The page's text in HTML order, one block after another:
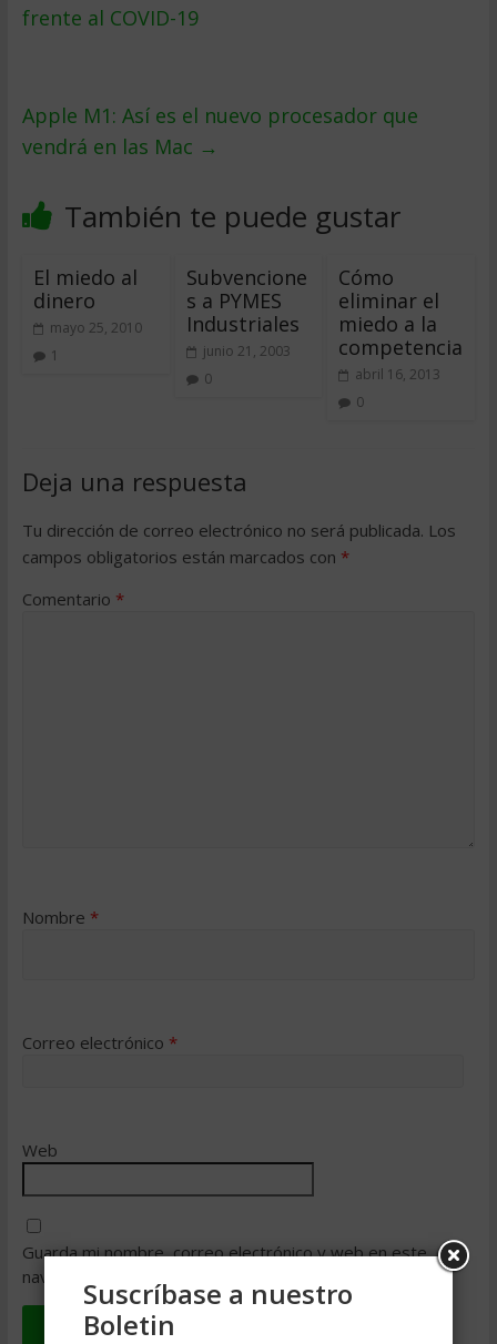
frente al COVID-19
Apple M1: Así es el nuevo procesador que
vendrá en las Mac →
También te puede gustar
El miedo al
dinero
mayo 25, 2010
1
Subvencione
s a PYMES
Industriales
junio 21, 2003
0
Cómo
eliminar el
miedo a la
competencia
abril 16, 2013
0
Deja una respuesta
Tu dirección de correo electrónico no será publicada. Los
campos obligatorios están marcados con *
Comentario *
Nombre *
Correo electrónico *
Web
Guarda mi nombre, correo electrónico y web en este
navegador para la próxima vez que comente.
Suscríbase a nuestro
Boletin